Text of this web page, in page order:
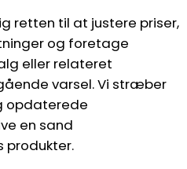
retten til at justere priser,
og foretage
eller relateret
varsel. Vi stræber
opdaterede
en sand